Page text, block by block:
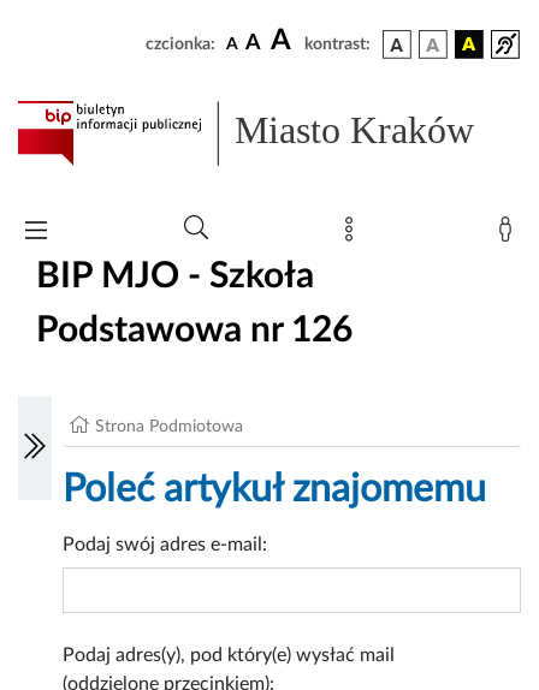
czcionka: A A A kontrast:
Miasto Kraków
BIP MJO - Szkoła
Podstawowa nr 126
Strona Podmiotowa
Poleć artykuł znajomemu
Podaj swój adres e-mail:
Podaj adres(y), pod który(e) wysłać mail
(oddzielone przecinkiem):